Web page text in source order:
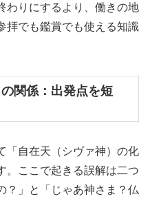
わりにするより、働きの地
拝でも鑑賞でも使える知識
関係：出発点を短
「自在天（シヴァ神）の化
。ここで起きる誤解は二つ
？」と「じゃあ神さま？仏